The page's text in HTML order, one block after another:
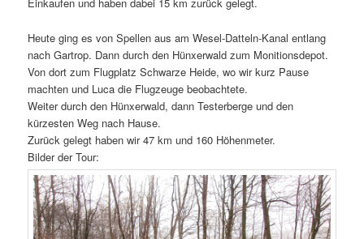
Einkaufen und haben dabei 15 km zurück gelegt.
Heute ging es von Spellen aus am Wesel-Datteln-Kanal entlang
nach Gartrop. Dann durch den Hünxerwald zum Monitionsdepot.
Von dort zum Flugplatz Schwarze Heide, wo wir kurz Pause
machten und Luca die Flugzeuge beobachtete.
Weiter durch den Hünxerwald, dann Testerberge und den
kürzesten Weg nach Hause.
Zurück gelegt haben wir 47 km und 160 Höhenmeter.
Bilder der Tour: